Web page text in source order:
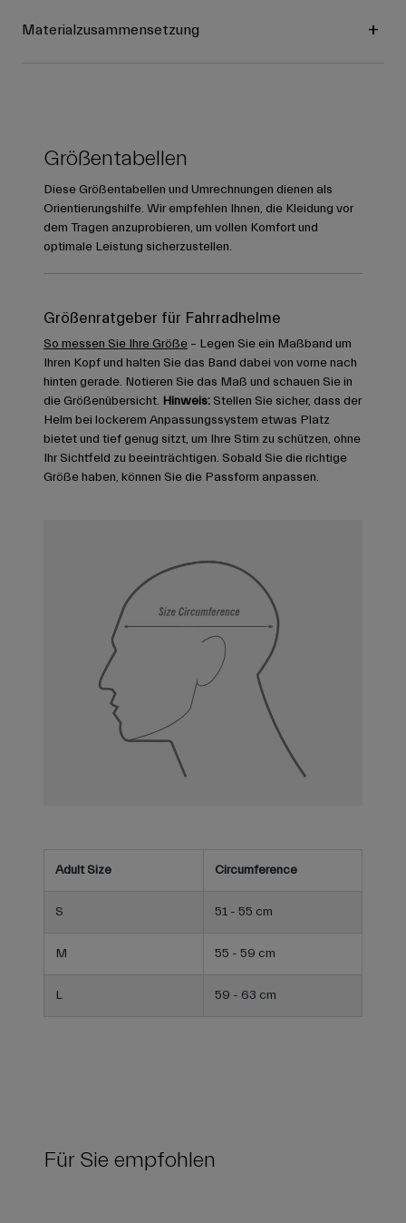
Materialzusammensetzung
Größentabellen
Diese Größentabellen und Umrechnungen dienen als
Orientierungshilfe. Wir empfehlen Ihnen, die Kleidung vor
dem Tragen anzuprobieren, um vollen Komfort und
optimale Leistung sicherzustellen.
Größenratgeber für Fahrradhelme
So messen Sie Ihre Größe – Legen Sie ein Maßband um
Ihren Kopf und halten Sie das Band dabei von vorne nach
hinten gerade. Notieren Sie das Maß und schauen Sie in
die Größenübersicht. Hinweis: Stellen Sie sicher, dass der
Helm bei lockerem Anpassungssystem etwas Platz
bietet und tief genug sitzt, um Ihre Stirn zu schützen, ohne
Ihr Sichtfeld zu beeinträchtigen. Sobald Sie die richtige
Größe haben, können Sie die Passform anpassen.
Adult Size Circumference
S 51 - 55 cm
M 55 - 59 cm
L 59 - 63 cm
Für Sie empfohlen